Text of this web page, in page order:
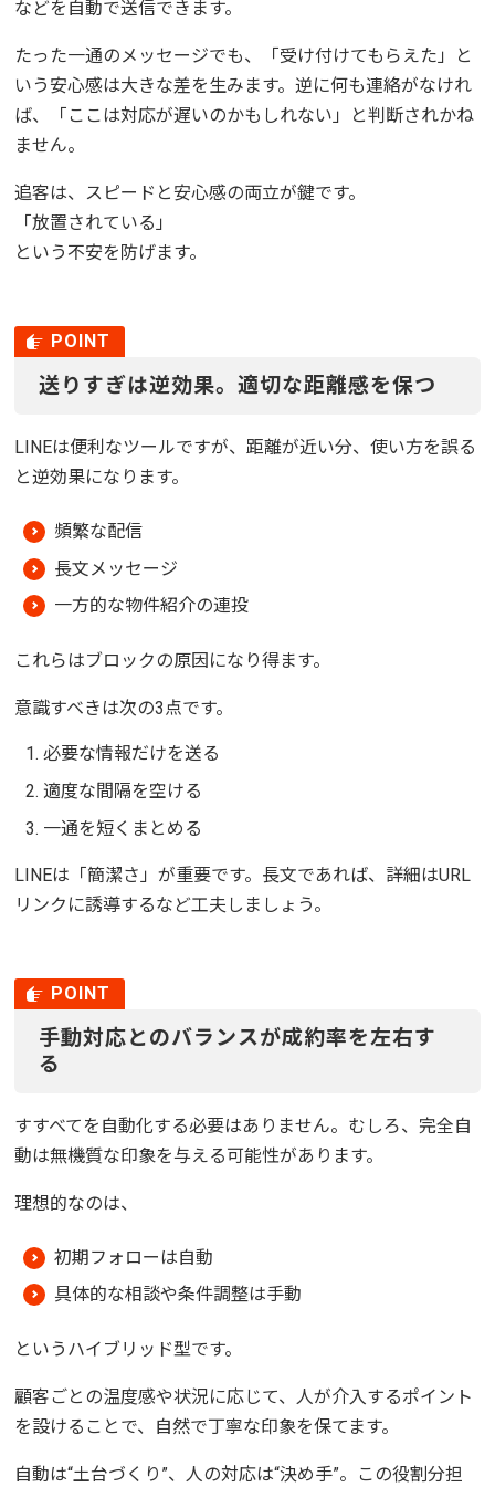
などを自動で送信できます。
たった一通のメッセージでも、「受け付けてもらえた」と
いう安心感は大きな差を生みます。逆に何も連絡がなけれ
ば、「ここは対応が遅いのかもしれない」と判断されかね
ません。
追客は、スピードと安心感の両立が鍵です。
「放置されている」
という不安を防げます。
送りすぎは逆効果。適切な距離感を保つ
LINEは便利なツールですが、距離が近い分、使い方を誤る
と逆効果になります。
頻繁な配信
長文メッセージ
一方的な物件紹介の連投
これらはブロックの原因になり得ます。
意識すべきは次の3点です。
必要な情報だけを送る
適度な間隔を空ける
一通を短くまとめる
LINEは「簡潔さ」が重要です。長文であれば、詳細はURL
リンクに誘導するなど工夫しましょう。
手動対応とのバランスが成約率を左右す
る
すすべてを自動化する必要はありません。むしろ、完全自
動は無機質な印象を与える可能性があります。
理想的なのは、
初期フォローは自動
具体的な相談や条件調整は手動
というハイブリッド型です。
顧客ごとの温度感や状況に応じて、人が介入するポイント
を設けることで、自然で丁寧な印象を保てます。
自動は“土台づくり”、人の対応は“決め手”。この役割分担